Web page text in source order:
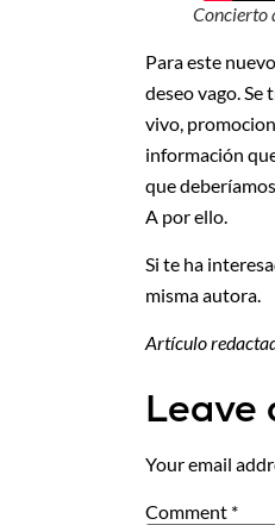
Concierto
Para este
deseo vago.
vivo,
información
que
A por ello.
Si te ha
misma autora.
Artículo
Leave
Your email
Comment *